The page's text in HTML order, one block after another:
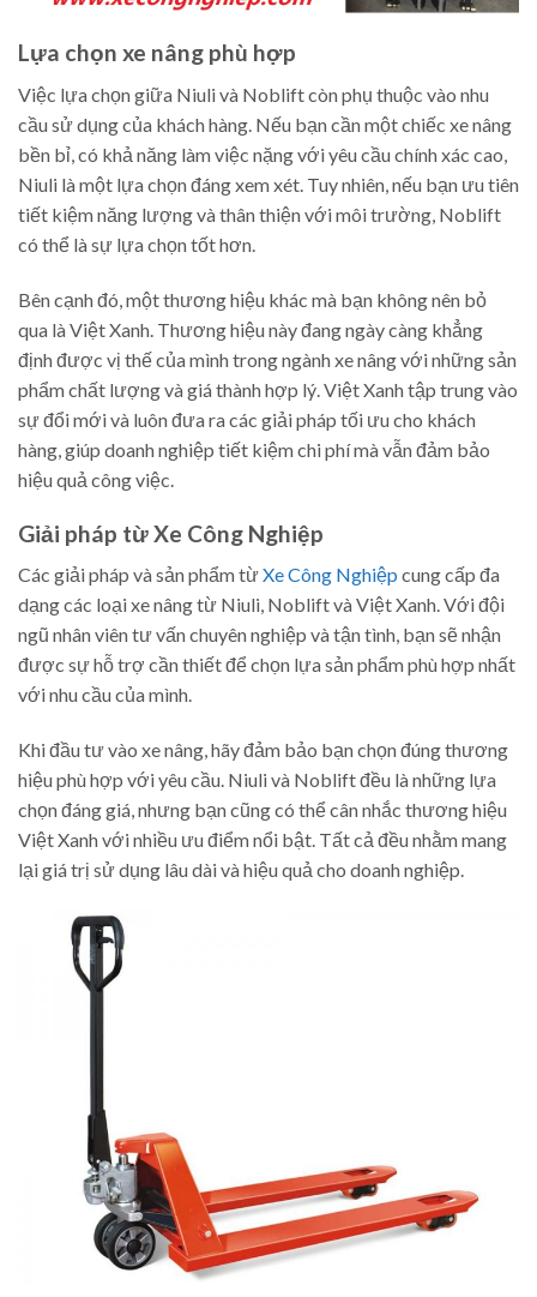
Lựa chọn xe nâng phù hợp
Việc lựa chọn giữa Niuli và Noblift còn phụ thuộc vào nhu
cầu sử dụng của khách hàng. Nếu bạn cần một chiếc xe nâng
bền bỉ, có khả năng làm việc nặng với yêu cầu chính xác cao,
Niuli là một lựa chọn đáng xem xét. Tuy nhiên, nếu bạn ưu tiên
tiết kiệm năng lượng và thân thiện với môi trường, Noblift
có thể là sự lựa chọn tốt hơn.
Bên cạnh đó, một thương hiệu khác mà bạn không nên bỏ
qua là Việt Xanh. Thương hiệu này đang ngày càng khẳng
định được vị thế của mình trong ngành xe nâng với những sản
phẩm chất lượng và giá thành hợp lý. Việt Xanh tập trung vào
sự đổi mới và luôn đưa ra các giải pháp tối ưu cho khách
hàng, giúp doanh nghiệp tiết kiệm chi phí mà vẫn đảm bảo
hiệu quả công việc.
Giải pháp từ Xe Công Nghiệp
Các giải pháp và sản phẩm từXe Công Nghiệp cung cấp đa
dạng các loại xe nâng từ Niuli, Noblift và Việt Xanh. Với đội
ngũ nhân viên tư vấn chuyên nghiệp và tận tình, bạn sẽ nhận
được sự hỗ trợ cần thiết để chọn lựa sản phẩm phù hợp nhất
với nhu cầu của mình.
Khi đầu tư vào xe nâng, hãy đảm bảo bạn chọn đúng thương
hiệu phù hợp với yêu cầu. Niuli và Noblift đều là những lựa
chọn đáng giá, nhưng bạn cũng có thể cân nhắc thương hiệu
Việt Xanh với nhiều ưu điểm nổi bật. Tất cả đều nhằm mang
lại giá trị sử dụng lâu dài và hiệu quả cho doanh nghiệp.